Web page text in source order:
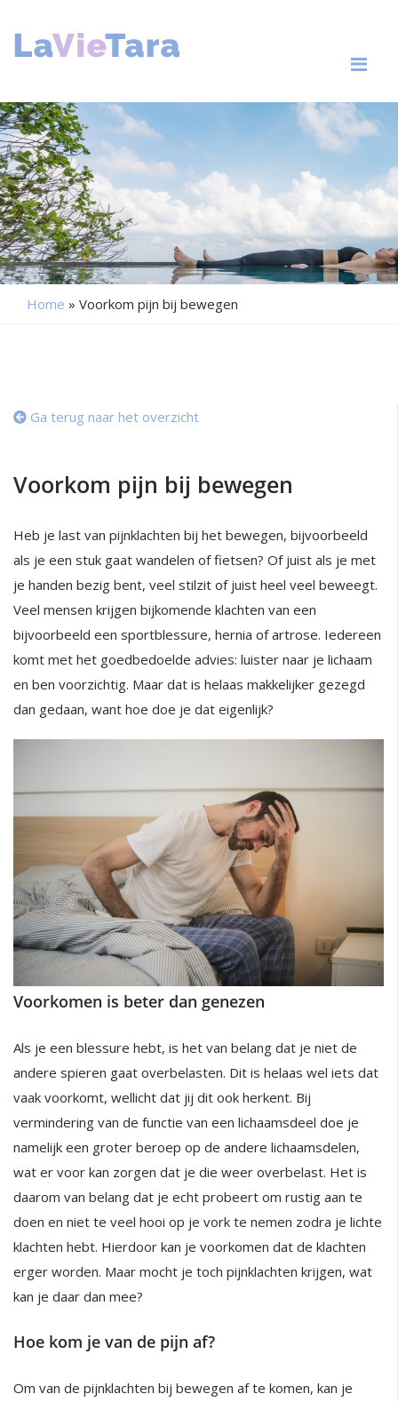
Home » Voorkom pijn bij bewegen
Ga terug naar het overzicht
Voorkom pijn bij bewegen
Heb je last van pijnklachten bij het bewegen, bijvoorbeeld
als je een stuk gaat wandelen of fietsen? Of juist als je met
je handen bezig bent, veel stilzit of juist heel veel beweegt.
Veel mensen krijgen bijkomende klachten van een
bijvoorbeeld een sportblessure, hernia of artrose. Iedereen
komt met het goedbedoelde advies: luister naar je lichaam
en ben voorzichtig. Maar dat is helaas makkelijker gezegd
dan gedaan, want hoe doe je dat eigenlijk?
Voorkomen is beter dan genezen
Als je een blessure hebt, is het van belang dat je niet de
andere spieren gaat overbelasten. Dit is helaas wel iets dat
vaak voorkomt, wellicht dat jij dit ook herkent. Bij
vermindering van de functie van een lichaamsdeel doe je
namelijk een groter beroep op de andere lichaamsdelen,
wat er voor kan zorgen dat je die weer overbelast. Het is
daarom van belang dat je echt probeert om rustig aan te
doen en niet te veel hooi op je vork te nemen zodra je lichte
klachten hebt. Hierdoor kan je voorkomen dat de klachten
erger worden. Maar mocht je toch pijnklachten krijgen, wat
kan je daar dan mee?
Hoe kom je van de pijn af?
Om van de pijnklachten bij bewegen af te komen, kan je